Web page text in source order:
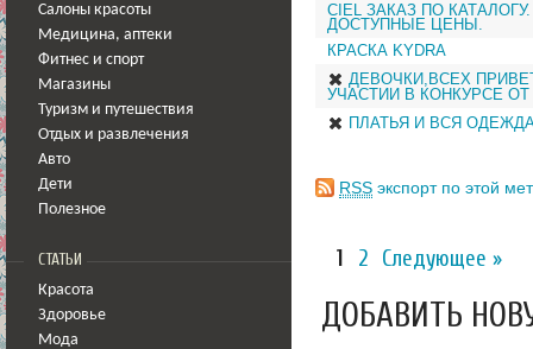
Салоны красоты
Медицина, аптеки
Фитнес и спорт
Магазины
Туризм и путешествия
Отдых и развлечения
Авто
Дети
Полезное
СТАТЬИ
Красота
Здоровье
Мода
CIEL ЗАКАЗ ПО
ДОСТУПНЫЕ ЦЕНЫ.
КРАСКА KYDRA
ДЕВОЧКИ,ВСЕХ
УЧАСТИИ В КОНКУРСЕ
ПЛАТЬЯ И ВСЯ
RSS экспорт по этой
1 2 Следующее »
ДОБАВИТЬ